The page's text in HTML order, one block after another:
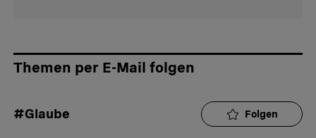
Themen per E-Mail folgen
#Glaube Folgen